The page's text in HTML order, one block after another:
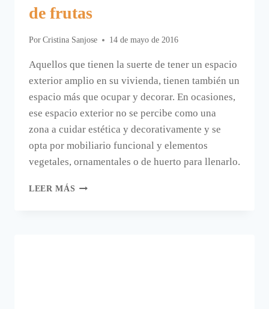
de frutas
Por Cristina Sanjose 14 de mayo de 2016
Aquellos que tienen la suerte de tener un espacio
exterior amplio en su vivienda, tienen también un
espacio más que ocupar y decorar. En ocasiones,
ese espacio exterior no se percibe como una
zona a cuidar estética y decorativamente y se
opta por mobiliario funcional y elementos
vegetales, ornamentales o de huerto para llenarlo.
LEER MÁS FIGURAS